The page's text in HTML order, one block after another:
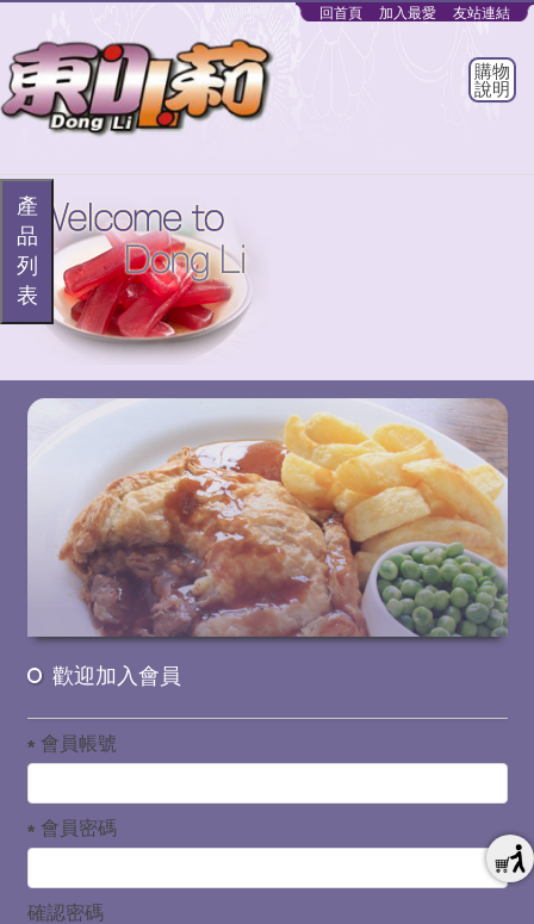
購物
說明
回首頁 加入最愛 友站連結
產
品
列
表
歡迎加入會員
會員帳號
會員密碼
確認密碼